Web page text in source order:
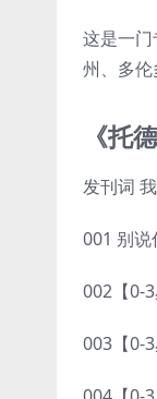
这是一
州、多伦
《托
发刊词
001 别
002【0-
003【0-